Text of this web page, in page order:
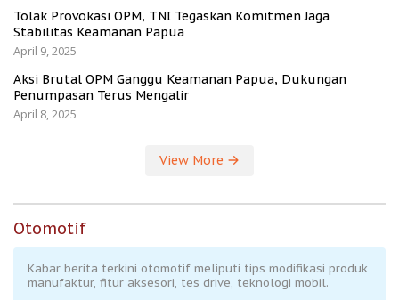
Tolak Provokasi OPM, TNI Tegaskan Komitmen Jaga
Stabilitas Keamanan Papua
April 9, 2025
Aksi Brutal OPM Ganggu Keamanan Papua, Dukungan
Penumpasan Terus Mengalir
April 8, 2025
View More
Otomotif
Kabar berita terkini otomotif meliputi tips modifikasi produk
manufaktur, fitur aksesori, tes drive, teknologi mobil.